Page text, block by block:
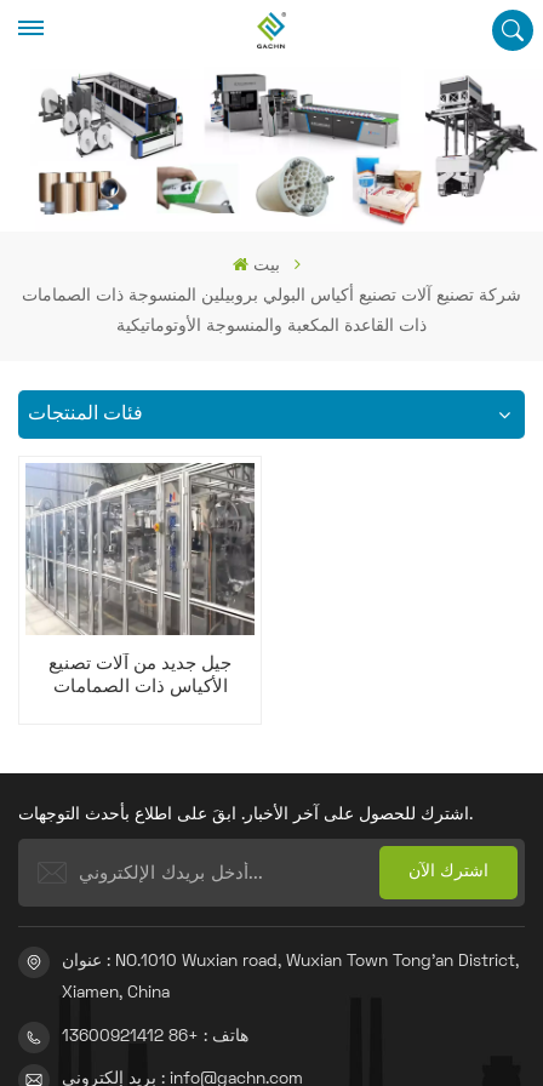
بيت
شركة تصنيع آلات تصنيع أكياس البولي بروبيلين المنسوجة ذات الصمامات
ذات القاعدة المكعبة والمنسوجة الأوتوماتيكية
فئات المنتجات
جيل جديد من آلات تصنيع
الأكياس ذات الصمامات
اشترك للحصول على آخر الأخبار. ابقَ على اطلاع بأحدث التوجهات.
عنوان : NO.1010 Wuxian road, Wuxian Town Tong'an District,
Xiamen, China
هاتف : +86 13600921412
بريد إلكتروني : info@gachn.com